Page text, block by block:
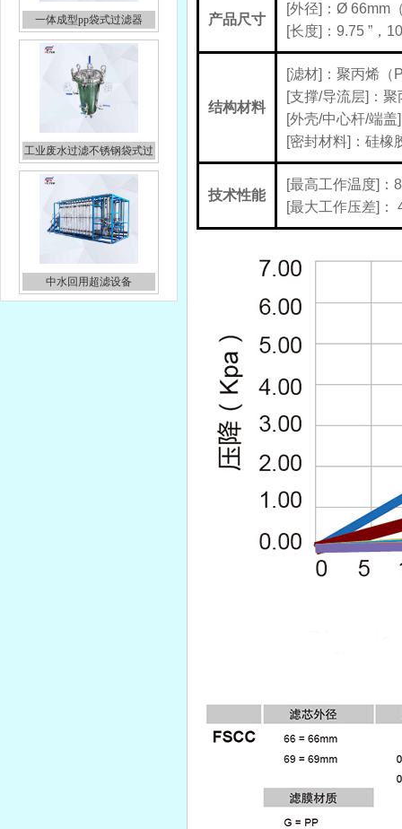
一体成型pp袋式过滤器
工业废水过滤不锈钢袋式过
滤器
中水回用超滤设备
产品尺寸
[外径]：Ø 66mm
[长度]：9.75 ”，
结构材料
[滤材]：聚丙烯（
[支撑/导流层]：
[外壳/中心杆/端
[密封材料]：硅橡
技术性能
[最高工作温度]：
[最大工作压差]